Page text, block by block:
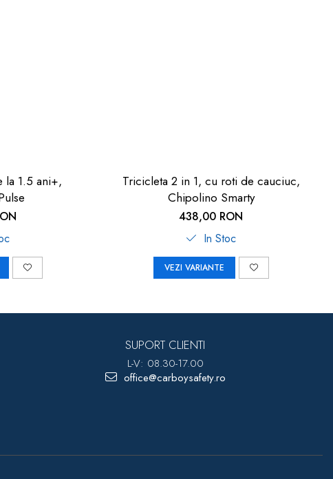
la 1.5 ani+,
Tricicleta 2 in 1, cu roti de cauciuc,
Chipolino Smarty
438,00 RON
In Stoc
VEZI VARIANTE
SUPORT CLIENTI
L-V: 08.30-17.00
office@carboysafety.ro